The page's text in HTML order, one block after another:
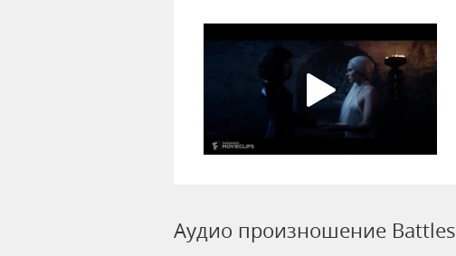
Аудио произношение Battles